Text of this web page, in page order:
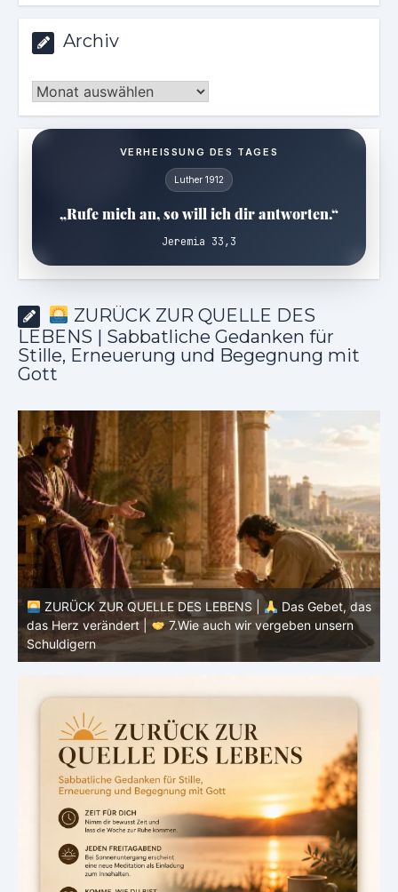
Archiv
Archiv
VERHEISSUNG DES TAGES
Luther 1912
„Rufe mich an, so will ich dir antworten.“
Jeremia 33,3
ZURÜCK ZUR QUELLE DES
LEBENS | Sabbatliche Gedanken für
Stille, Erneuerung und Begegnung mit
Gott
ZURÜCK ZUR QUELLE DES LEBENS |
Das Gebet, das
das Herz verändert |
7.Wie auch wir vergeben unsern
Schuldigern